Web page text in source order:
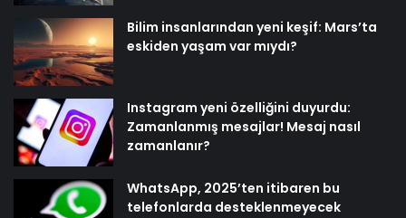
Bilim insanlarından yeni keşif: Mars’ta
eskiden yaşam var mıydı?
Instagram yeni özelliğini duyurdu:
Zamanlanmış mesajlar! Mesaj nasıl
zamanlanır?
WhatsApp, 2025’ten itibaren bu
telefonlarda desteklenmeyecek